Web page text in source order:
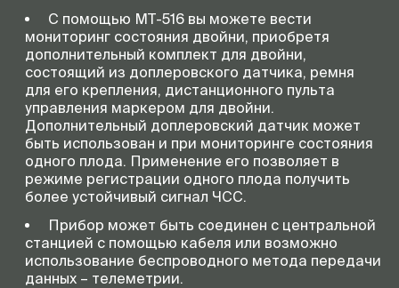
С помощью МТ-516 вы можете вести
мониторинг состояния двойни, приобретя
дополнительный комплект для двойни,
состоящий из доплеровского датчика, ремня
для его крепления, дистанционного пульта
управления маркером для двойни.
Дополнительный доплеровский датчик может
быть использован и при мониторинге состояния
одного плода. Применение его позволяет в
режиме регистрации одного плода получить
более устойчивый сигнал ЧСС.
Прибор может быть соединен с центральной
станцией с помощью кабеля или возможно
использование беспроводного метода передачи
данных – телеметрии.